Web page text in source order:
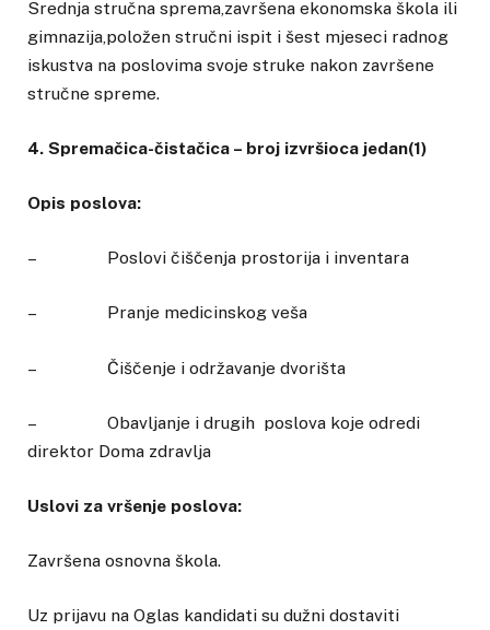
Srednja stručna sprema,završena ekonomska škola ili
gimnazija,položen stručni ispit i šest mjeseci radnog
iskustva na poslovima svoje struke nakon završene
stručne spreme.
4. Spremačica-čistačica – broj izvršioca jedan(1)
Opis poslova:
– Poslovi čiščenja prostorija i inventara
– Pranje medicinskog veša
– Čiščenje i održavanje dvorišta
– Obavljanje i drugih poslova koje odredi
direktor Doma zdravlja
Uslovi za vršenje poslova:
Završena osnovna škola.
Uz prijavu na Oglas kandidati su dužni dostaviti